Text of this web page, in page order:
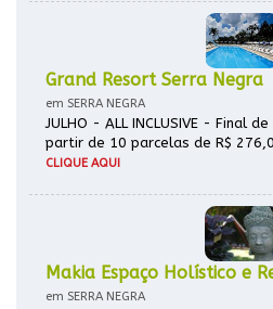
Grand Resort Serra Negra
em SERRA NEGRA
JULHO - ALL INCLUSIVE - Final
partir de 10 parcelas de R$
CLIQUE AQUI
Makia Espaço Holístico e
em SERRA NEGRA